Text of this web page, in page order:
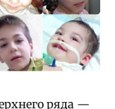
ряда —